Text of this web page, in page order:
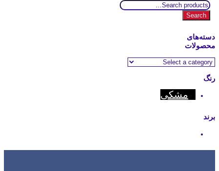
Search
for:
Search
دسته‌های
محصولات
رنگ
مشکی
برند